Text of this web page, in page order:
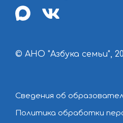
max vk
© АНО "Азбука семьи",
Сведения об
Политика обработки